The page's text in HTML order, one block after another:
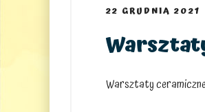
22 GRUDNIA 2021
Warsztaty